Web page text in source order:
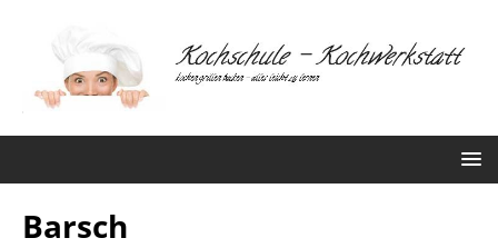
Barsch